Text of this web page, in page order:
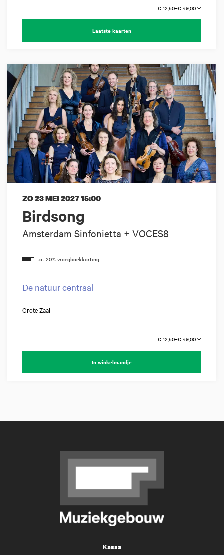
€ 12,50–€ 49,00
Laatste kaarten
Birdsong
Amsterdam Sinfonietta + VOCES8
ZO 23 MEI 202715:00
De natuur centraal
Grote Zaal
€ 12,50–€ 49,00
In winkelmandje
Kassa